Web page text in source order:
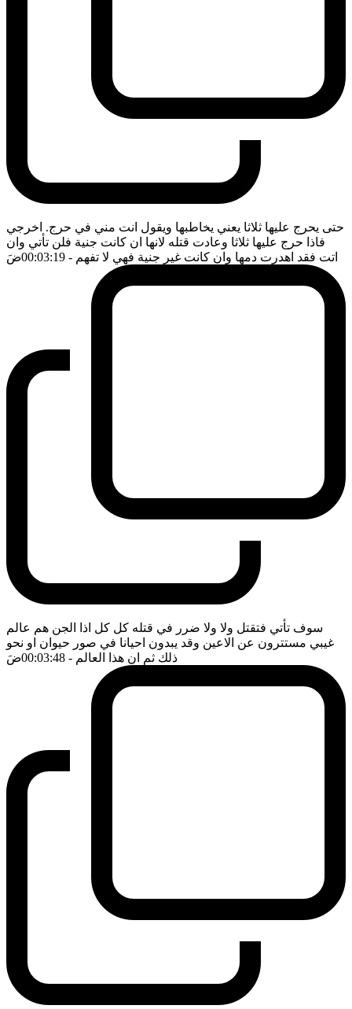
حتى يحرج عليها ثلاثا يعني يخاطبها ويقول انت مني في حرج. اخرجي
فاذا حرج عليها ثلاثا وعادت قتله لانها ان كانت جنية فلن تأتي وان
اتت فقد اهدرت دمها وان كانت غير جنية فهي لا تفهم - 00:03:19 ضَ
سوف تأتي فتقتل ولا ولا ضرر في قتله كل كل اذا الجن هم عالم
غيبي مستترون عن الاعين وقد يبدون احيانا في صور حيوان او نحو
ذلك ثم ان هذا العالم - 00:03:48 ضَ